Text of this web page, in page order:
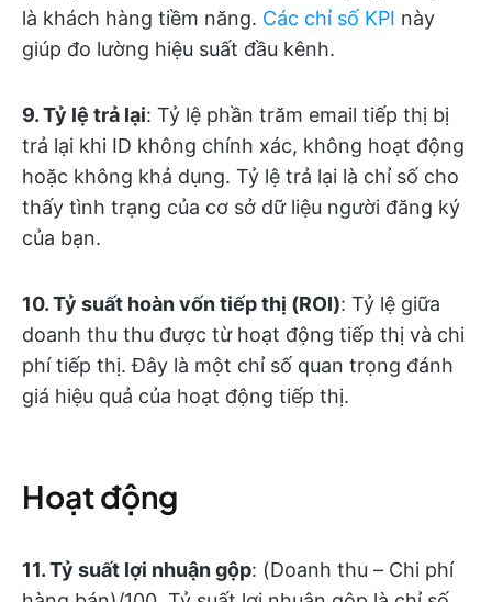
là khách hàng tiềm năng. Các chỉ số KPI này
giúp đo lường hiệu suất đầu kênh.
9. Tỷ lệ trả lại: Tỷ lệ phần trăm email tiếp thị bị
trả lại khi ID không chính xác, không hoạt động
hoặc không khả dụng. Tỷ lệ trả lại là chỉ số cho
thấy tình trạng của cơ sở dữ liệu người đăng ký
của bạn.
10. Tỷ suất hoàn vốn tiếp thị (ROI): Tỷ lệ giữa
doanh thu thu được từ hoạt động tiếp thị và chi
phí tiếp thị. Đây là một chỉ số quan trọng đánh
giá hiệu quả của hoạt động tiếp thị.
Hoạt động
11. Tỷ suất lợi nhuận gộp: (Doanh thu – Chi phí